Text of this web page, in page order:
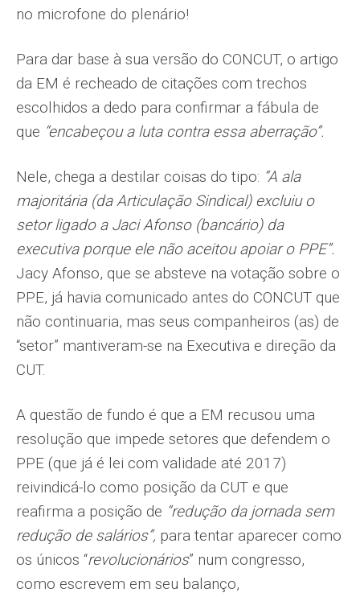
no microfone do plenário!
Para dar base à sua versão do CONCUT, o artigo
da EM é recheado de citações com trechos
escolhidos a dedo para confirmar a fábula de
que “encabeçou a luta contra essa aberração”.
Nele, chega a destilar coisas do tipo: “A ala
majoritária (da Articulação Sindical) excluiu o
setor ligado a Jaci Afonso (bancário) da
executiva porque ele não aceitou apoiar o PPE”.
Jacy Afonso, que se absteve na votação sobre o
PPE, já havia comunicado antes do CONCUT que
não continuaria, mas seus companheiros (as) de
“setor” mantiveram-se na Executiva e direção da
CUT.
A questão de fundo é que a EM recusou uma
resolução que impede setores que defendem o
PPE (que já é lei com validade até 2017)
reivindicá-lo como posição da CUT e que
reafirma a posição de “redução da jornada sem
redução de salários”, para tentar aparecer como
os únicos “revolucionários” num congresso,
como escrevem em seu balanço,